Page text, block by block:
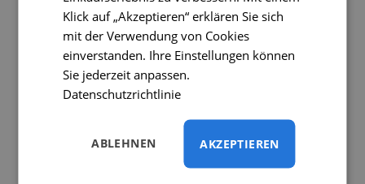
Vito 3 mit Flügeltüren - von
2014
101,90 €
Klick auf „Akzeptieren“ erklären Sie sich
mit der Verwendung von Cookies
einverstanden. Ihre Einstellungen können
Sie jederzeit anpassen.
Datenschutzrichtlinie
AKZEPTIEREN
ABLEHNEN